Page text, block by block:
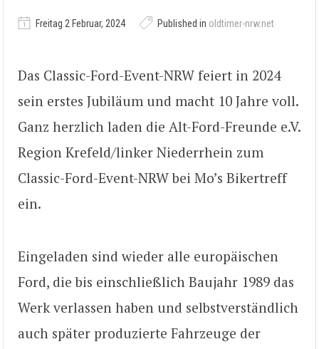
Freitag 2 Februar, 2024 Published in oldtimer-nrw.net
Das Classic-Ford-Event-NRW feiert in 2024
sein erstes Jubiläum und macht 10 Jahre voll.
Ganz herzlich laden die Alt-Ford-Freunde e.V.
Region Krefeld/linker Niederrhein zum
Classic-Ford-Event-NRW bei Mo’s Bikertreff
ein.
Eingeladen sind wieder alle europäischen
Ford, die bis einschließlich Baujahr 1989 das
Werk verlassen haben und selbstverständlich
auch später produzierte Fahrzeuge der